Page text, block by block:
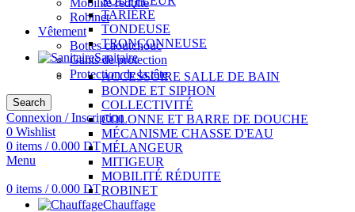
Mobilité réduite
Robinet
Vêtement
Bottes caoutchouc
Gants de protection
Protection de la tête
Search
Connexion / Inscription
0 Wishlist
0 items / 0.000 DT
Menu
0 items / 0.000 DT
TARIÈRE
TONDEUSE
TRONÇONNEUSE
Sanitaire
ACCESSOIRE SALLE DE BAIN
BONDE ET SIPHON
COLLECTIVITÉ
COLONNE ET BARRE DE DOUCHE
MÉCANISME CHASSE D'EAU
MÉLANGEUR
MITIGEUR
MOBILITÉ RÉDUITE
ROBINET
Chauffage